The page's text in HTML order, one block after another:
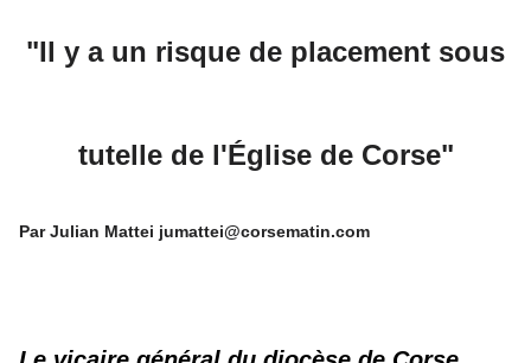
"Il y a un risque de placement sous
tutelle de l'Église de Corse"
Par Julian Mattei jumattei@corsematin.com